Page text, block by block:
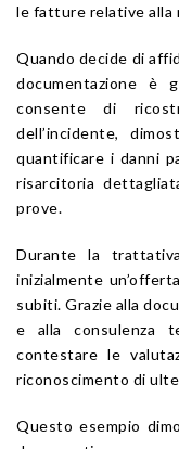
le fatture relative alla
Quando decide di
documentazione è
consente di
dell’incidente,
quantificare i danni
risarcitoria
prove.
Durante la
inizialmente
subiti. Grazie alla
e alla consulenza
contestare le
riconoscimento di
Questo esempio